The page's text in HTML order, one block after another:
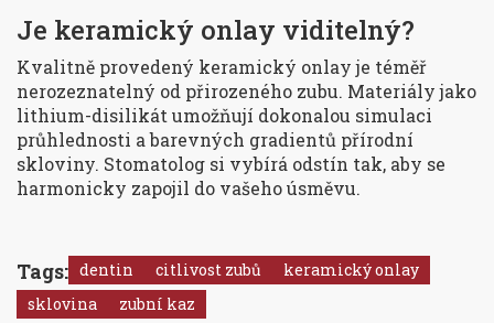
Je keramický onlay viditelný?
Kvalitně provedený keramický onlay je téměř
nerozeznatelný od přirozeného zubu. Materiály jako
lithium-disilikát umožňují dokonalou simulaci
průhlednosti a barevných gradientů přírodní
skloviny. Stomatolog si vybírá odstín tak, aby se
harmonicky zapojil do vašeho úsměvu.
Tags: dentin citlivost zubů
keramický onlay
sklovina
zubní kaz